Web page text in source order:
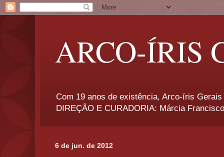
ARCO-ÍRIS
Com 19 anos de existência, Arco-íris
DIREÇÃO E CURADORIA: Márcia
6 de jun. de 2012